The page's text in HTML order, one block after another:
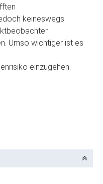
keineswegs
Umso wichtiger ist es
einzugehen.